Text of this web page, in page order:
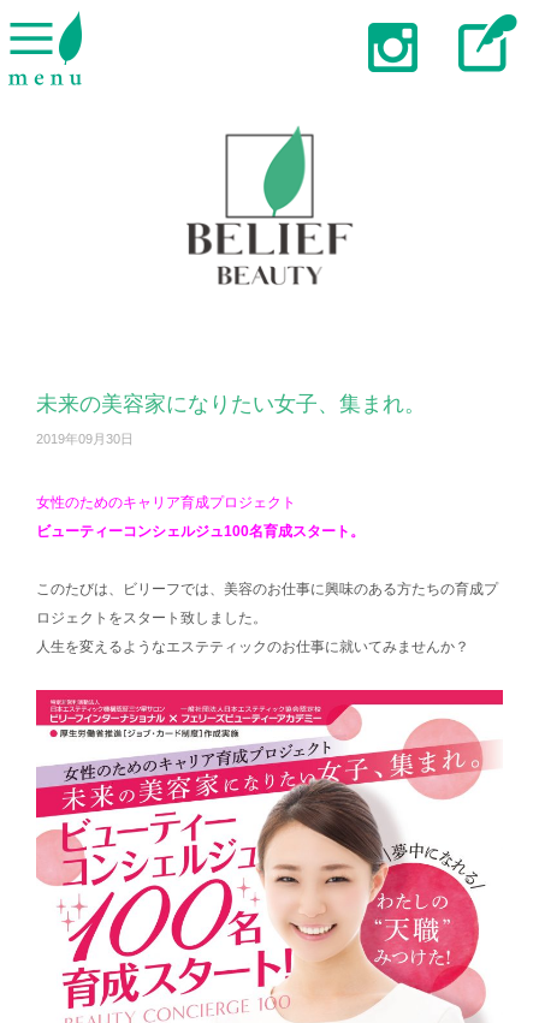
未来の美容家になりたい女子、集まれ。
2019年09月30日
女性のためのキャリア育成プロジェクト
ビューティーコンシェルジュ100名育成スタート。
このたびは、ビリーフでは、美容のお仕事に興味のある方たちの育成プ
ロジェクトをスタート致しました。
人生を変えるようなエステティックのお仕事に就いてみませんか？